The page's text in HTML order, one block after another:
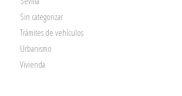
Sin categorizar
Trámites de vehículos
Urbanismo
Vivienda